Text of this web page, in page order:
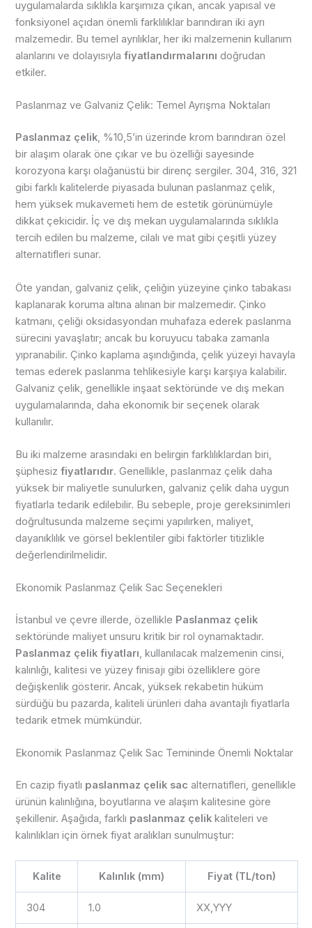
uygulamalarda sıklıkla karşımıza çıkan, ancak yapısal ve
fonksiyonel açıdan önemli farklılıklar barındıran iki ayrı
malzemedir. Bu temel ayrılıklar, her iki malzemenin kullanım
alanlarını ve dolayısıyla fiyatlandırmalarını doğrudan
etkiler.
Paslanmaz ve Galvaniz Çelik: Temel Ayrışma Noktaları
Paslanmaz çelik, %10,5’in üzerinde krom barındıran özel
bir alaşım olarak öne çıkar ve bu özelliği sayesinde
korozyona karşı olağanüstü bir direnç sergiler. 304, 316, 321
gibi farklı kalitelerde piyasada bulunan paslanmaz çelik,
hem yüksek mukavemeti hem de estetik görünümüyle
dikkat çekicidir. İç ve dış mekan uygulamalarında sıklıkla
tercih edilen bu malzeme, cilalı ve mat gibi çeşitli yüzey
alternatifleri sunar.
Öte yandan, galvaniz çelik, çeliğin yüzeyine çinko tabakası
kaplanarak koruma altına alınan bir malzemedir. Çinko
katmanı, çeliği oksidasyondan muhafaza ederek paslanma
sürecini yavaşlatır; ancak bu koruyucu tabaka zamanla
yıpranabilir. Çinko kaplama aşındığında, çelik yüzeyi havayla
temas ederek paslanma tehlikesiyle karşı karşıya kalabilir.
Galvaniz çelik, genellikle inşaat sektöründe ve dış mekan
uygulamalarında, daha ekonomik bir seçenek olarak
kullanılır.
Bu iki malzeme arasındaki en belirgin farklılıklardan biri,
şüphesiz fiyatlarıdır. Genellikle, paslanmaz çelik daha
yüksek bir maliyetle sunulurken, galvaniz çelik daha uygun
fiyatlarla tedarik edilebilir. Bu sebeple, proje gereksinimleri
doğrultusunda malzeme seçimi yapılırken, maliyet,
dayanıklılık ve görsel beklentiler gibi faktörler titizlikle
değerlendirilmelidir.
Ekonomik Paslanmaz Çelik Sac Seçenekleri
İstanbul ve çevre illerde, özellikle Paslanmaz çelik
sektöründe maliyet unsuru kritik bir rol oynamaktadır.
Paslanmaz çelik fiyatları, kullanılacak malzemenin cinsi,
kalınlığı, kalitesi ve yüzey finisajı gibi özelliklere göre
değişkenlik gösterir. Ancak, yüksek rekabetin hüküm
sürdüğü bu pazarda, kaliteli ürünleri daha avantajlı fiyatlarla
tedarik etmek mümkündür.
Ekonomik Paslanmaz Çelik Sac Temininde Önemli Noktalar
En cazip fiyatlı paslanmaz çelik sac alternatifleri, genellikle
ürünün kalınlığına, boyutlarına ve alaşım kalitesine göre
şekillenir. Aşağıda, farklı paslanmaz çelik kaliteleri ve
kalınlıkları için örnek fiyat aralıkları sunulmuştur:
Kalite Kalınlık (mm) Fiyat (TL/ton)
304 1.0 XX,YYY